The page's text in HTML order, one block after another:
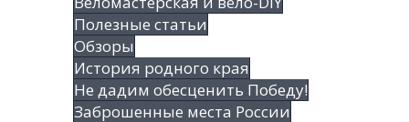
Полезные статьи
Обзоры
История родного края
Не дадим обесценить Победу!
Заброшенные места России